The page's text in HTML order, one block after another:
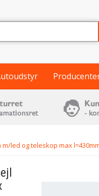
led og teleskop max